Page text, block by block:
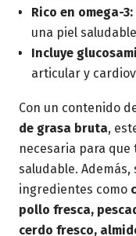
Rico en omega-3:
una piel
Incluye
articular y
Con un contenido
de grasa bruta,
necesaria para
saludable. Además,
ingredientes como
pollo fresca,
cerdo fresco,